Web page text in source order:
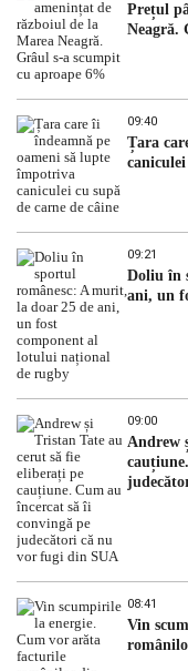
Prețul
Neagră.
09:40
Țara
caniculei
09:21
Doliu în
ani, un
09:00
Andrew
08:41
Vin